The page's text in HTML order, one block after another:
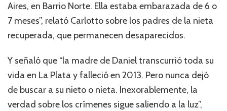
Aires, en Barrio Norte. Ella estaba embarazada de 6 o
7 meses”, relató Carlotto sobre los padres de la nieta
recuperada, que permanecen desaparecidos.
Y señaló que “la madre de Daniel transcurrió toda su
vida en La Plata y falleció en 2013. Pero nunca dejó
de buscar a su nieto o nieta. Inexorablemente, la
verdad sobre los crímenes sigue saliendo a la luz”,